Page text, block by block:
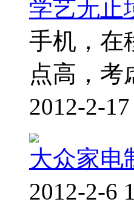
学艺无止
手机，在
点高，考
2012-2-
大众家电
2012-2-6